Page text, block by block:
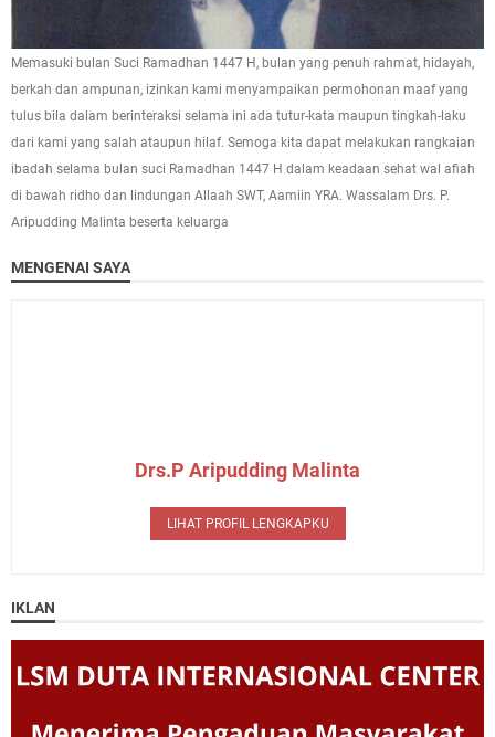
Memasuki bulan Suci Ramadhan 1447 H, bulan yang penuh rahmat, hidayah,
berkah dan ampunan, izinkan kami menyampaikan permohonan maaf yang
tulus bila dalam berinteraksi selama ini ada tutur-kata maupun tingkah-laku
dari kami yang salah ataupun hilaf. Semoga kita dapat melakukan rangkaian
ibadah selama bulan suci Ramadhan 1447 H dalam keadaan sehat wal afiah
di bawah ridho dan lindungan Allaah SWT, Aamiin YRA. Wassalam Drs. P.
Aripudding Malinta beserta keluarga
MENGENAI SAYA
Drs.P Aripudding Malinta
LIHAT PROFIL LENGKAPKU
IKLAN